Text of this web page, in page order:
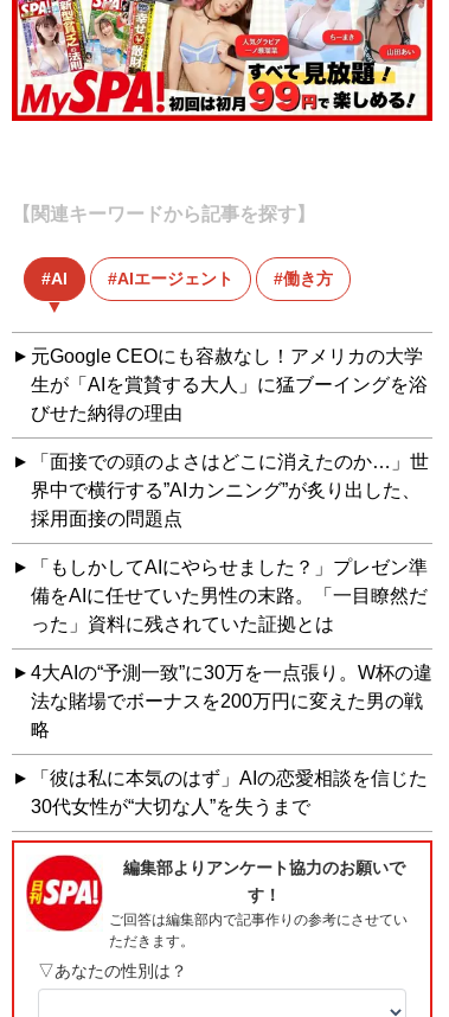
【関連キーワードから記事を探す】
AI AIエージェント 働き方
元Google CEOにも容赦なし！アメリカの大学
生が「AIを賞賛する大人」に猛ブーイングを浴
びせた納得の理由
「面接での頭のよさはどこに消えたのか…」世
界中で横行する”AIカンニング”が炙り出した、
採用面接の問題点
「もしかしてAIにやらせました？」プレゼン準
備をAIに任せていた男性の末路。「一目瞭然だ
った」資料に残されていた証拠とは
4大AIの“予測一致”に30万を一点張り。W杯の違
法な賭場でボーナスを200万円に変えた男の戦
略
「彼は私に本気のはず」AIの恋愛相談を信じた
30代女性が“大切な人”を失うまで